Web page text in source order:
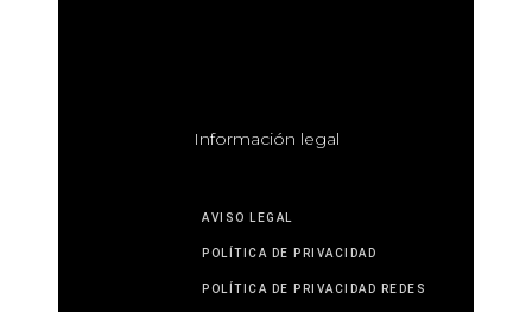
Información legal
AVISO LEGAL
POLÍTICA DE PRIVACIDAD
POLÍTICA DE PRIVACIDAD REDES